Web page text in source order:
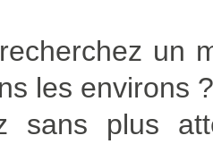
un
les environs ?
sans plus